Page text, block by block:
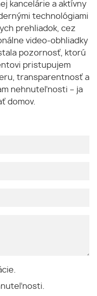
kancelárie a aktívny
technológiami
prehliadok, cez
video-obhliadky
pozornosť, ktorú
pristupujem
transparentnosť a
nehnuteľnosti – ja
domov.